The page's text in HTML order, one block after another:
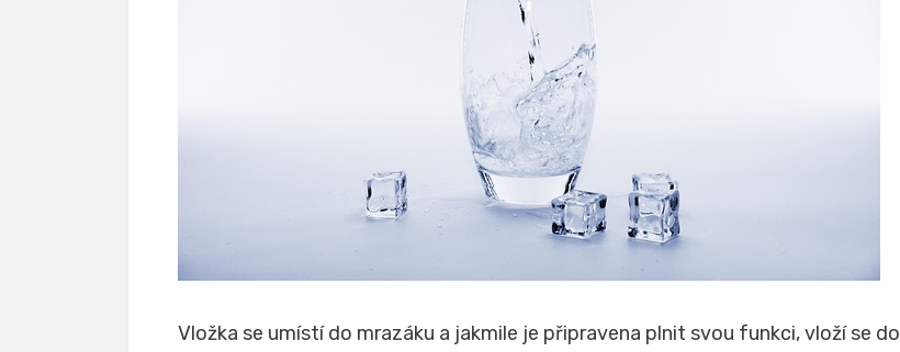
Vložka se umístí do mrazáku a jakmile je připravena plnit svou funkci, vloží se do